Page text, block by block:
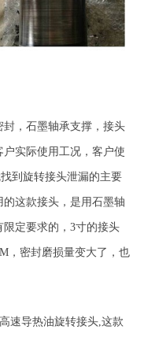
，石墨轴承支撑，接头
实际使用工况，客户使
到旋转接头泄漏的主要
这款接头，是用石墨轴
定要求的， 3寸的接头
，密封磨损量变大了，也
速导热油旋转接头, 这款